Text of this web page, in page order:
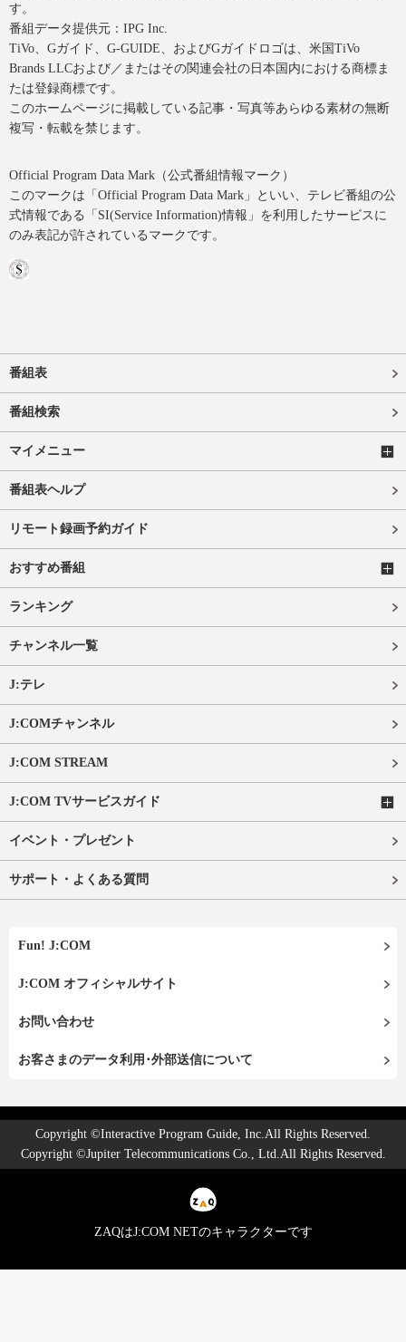
す。
番組データ提供元：IPG Inc.
TiVo、Gガイド、G-GUIDE、およびGガイドロゴは、米国TiVo
Brands LLCおよび／またはその関連会社の日本国内における商標ま
たは登録商標です。
このホームページに掲載している記事・写真等あらゆる素材の無断
複写・転載を禁じます。
Official Program Data Mark（公式番組情報マーク）
このマークは「Official Program Data Mark」といい、テレビ番組の公
式情報である「SI(Service Information)情報」を利用したサービスに
のみ表記が許されているマークです。
番組表
番組検索
マイメニュー
番組表ヘルプ
リモート録画予約ガイド
おすすめ番組
ランキング
チャンネル一覧
J:テレ
J:COMチャンネル
J:COM STREAM
J:COM TVサービスガイド
イベント・プレゼント
サポート・よくある質問
Fun! J:COM
J:COM オフィシャルサイト
お問い合わせ
お客さまのデータ利用･外部送信について
Copyright ©Interactive Program Guide, Inc.All Rights Reserved.
Copyright ©Jupiter Telecommunications Co., Ltd.All Rights Reserved.
ZAQはJ:COM NETのキャラクターです